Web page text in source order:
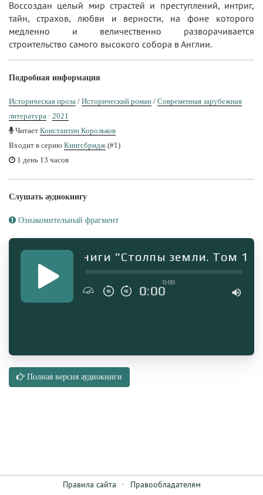
Воссоздан целый мир страстей и преступлений, интриг,
тайн, страхов, любви и верности, на фоне которого
медленно и величественно разворачивается
строительство самого высокого собора в Англии.
Подробная информация
Историческая проза / Исторический роман / Современная зарубежная
литература · 2021
Читает Константин Корольков
Входит в серию Кингсбридж (#1)
1 день 13 часов
Слушать аудиокнигу
Ознакомительный фрагмент
аудиокниги "Столпы земли. Том 1-2"
0:00
0:00
Полная версия аудиокниги
Правила сайта ·
Правообладателям